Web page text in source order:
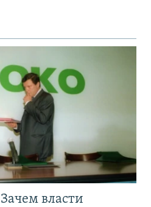
власти